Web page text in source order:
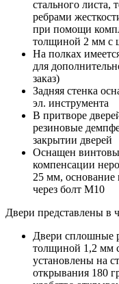
стального
ребрами
при помощи
толщиной 2 мм с
На полках
для
заказ)
Задняя стенка
эл. инструмента
В притворе
резиновые
закрытии дверей
Оснащен
компенсации
25 мм, основание
через болт М10
Двери представлены в
Двери сплошные
толщиной 1,2 мм
установлены на
открывания 180